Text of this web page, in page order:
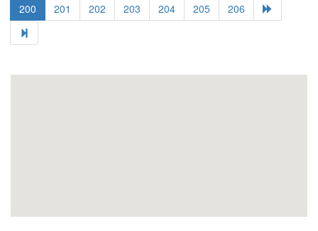
200
201 202 203 204 205 206